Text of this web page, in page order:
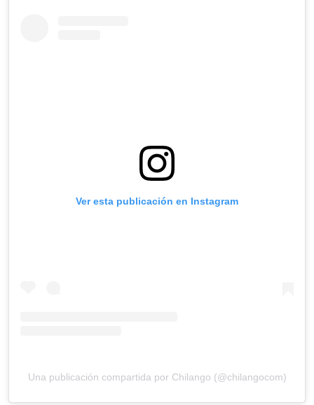
Ver esta publicación en Instagram
Una publicación compartida por Chilango (@chilangocom)